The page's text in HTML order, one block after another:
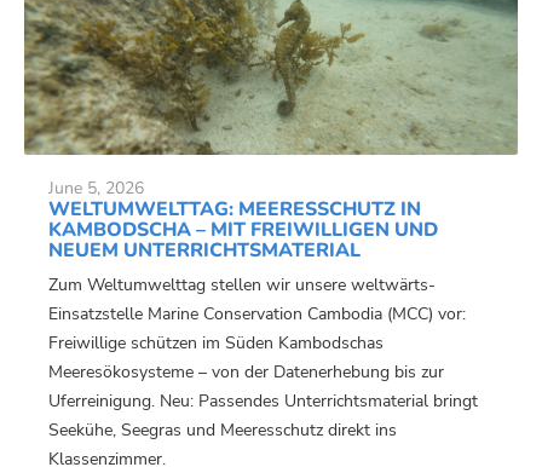
June 5, 2026
WELTUMWELTTAG: MEERESSCHUTZ IN
KAMBODSCHA – MIT FREIWILLIGEN UND
NEUEM UNTERRICHTSMATERIAL
Zum Weltumwelttag stellen wir unsere weltwärts-
Einsatzstelle Marine Conservation Cambodia (MCC) vor:
Freiwillige schützen im Süden Kambodschas
Meeresökosysteme – von der Datenerhebung bis zur
Uferreinigung. Neu: Passendes Unterrichtsmaterial bringt
Seekühe, Seegras und Meeresschutz direkt ins
Klassenzimmer.